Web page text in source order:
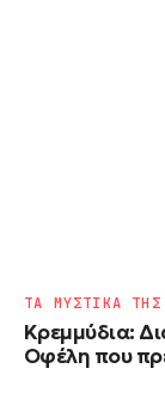
Κρεμμύδια:
Οφέλη που
ΤΑ ΜΥΣΤΙΚΑ ΤΗΣ